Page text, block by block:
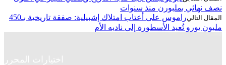
بملبورن منذ سنوات
راموس على أعتاب امتلاك إشبيلية: صفقة تاريخية بـ450
تُعيد الأسطورة إلى ناديه الأم
اختيارات المحرر